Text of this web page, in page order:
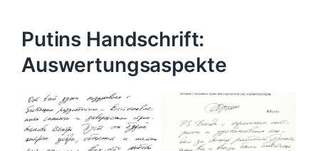
Putins Handschrift:
Auswertungsaspekte